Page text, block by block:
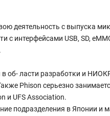
деятельность с выпуска
USB, SD,
ласти разработки и
Phison серьезно
и UFS Association.
подразделения в Японии